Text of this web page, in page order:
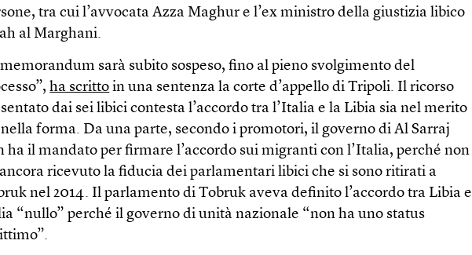
tra cui l’avvocata Azza Maghur e l’ex ministro della giustizia libico
al Marghani.
sarà subito sospeso, fino al pieno svolgimento del
ha scritto in una sentenza la corte d’appello di Tripoli. Il ricorso
dai sei libici contesta l’accordo tra l’Italia e la Libia sia nel merito
nella forma. Da una parte, secondo i promotori, il governo di Al Sarraj
ha il mandato per firmare l’accordo sui migranti con l’Italia, perché non
ricevuto la fiducia dei parlamentari libici che si sono ritirati a
nel 2014. Il parlamento di Tobruk aveva definito l’accordo tra Libia e
“nullo” perché il governo di unità nazionale “non ha uno status